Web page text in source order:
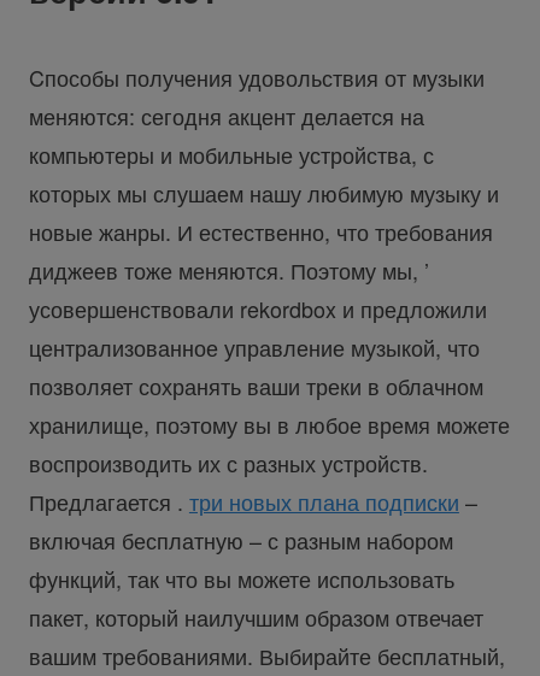
Cпособы получения удовольствия от музыки
меняются: сегодня акцент делается на
компьютеры и мобильные устройства, с
которых мы слушаем нашу любимую музыку и
новые жанры. И естественно, что требования
диджеев тоже меняются. Поэтому мы, ’
усовершенствовали rekordbox и предложили
централизованное управление музыкой, что
позволяет сохранять ваши треки в облачном
хранилище, поэтому вы в любое время можете
воспроизводить их с разных устройств.
Предлагается . три новых плана подписки –
включая бесплатную – с разным набором
функций, так что вы можете использовать
пакет, который наилучшим образом отвечает
вашим требованиями. Выбирайте бесплатный,